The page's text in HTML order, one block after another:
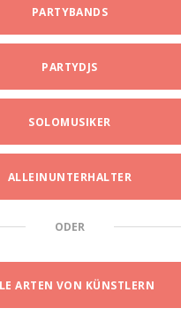
PARTYBANDS
PARTYDJS
SOLOMUSIKER
ALLEINUNTERHALTER
ODER
ARTEN VON KÜNSTLERN